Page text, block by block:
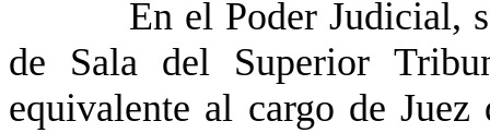
En el Poder Judicial, se
de Sala del Superior
equivalente al cargo de